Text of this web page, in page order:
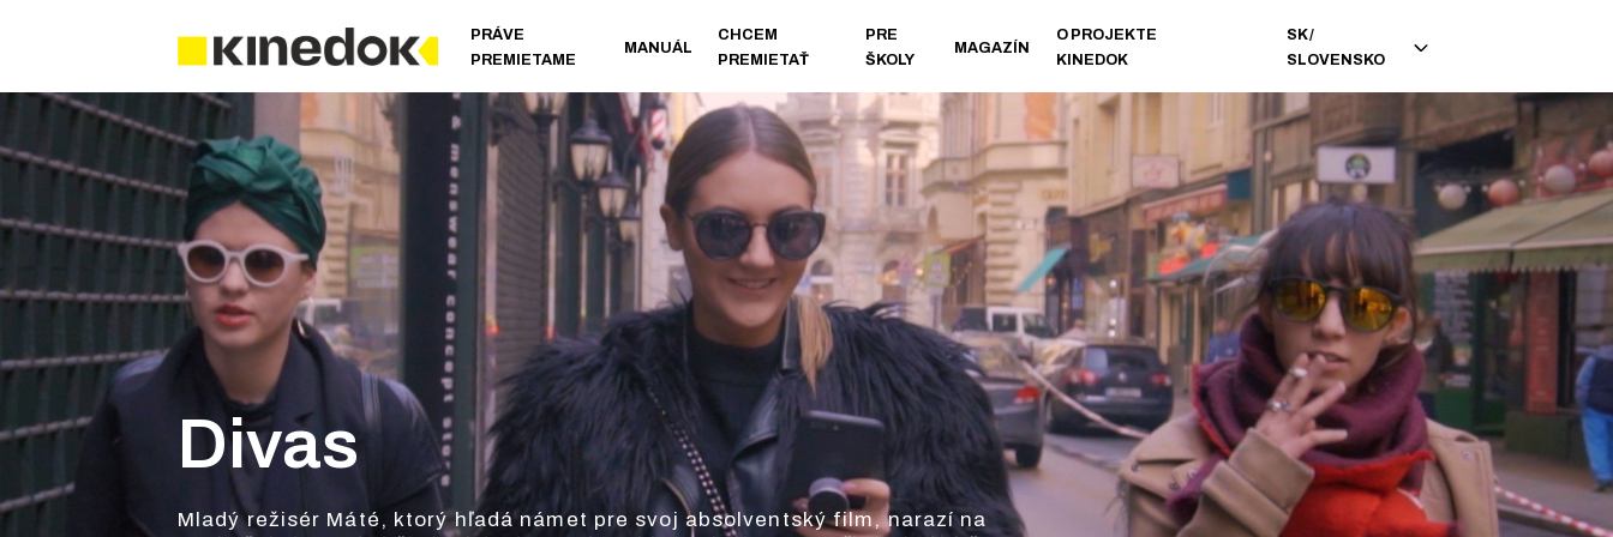
PRÁVE
PREMIETAME
MANUÁL
CHCEM
PREMIETAŤ
PRE
ŠKOLY
MAGAZÍN
O PROJEKTE
KINEDOK
SK/
SLOVENSKO
Divas
Mladý režisér Máté, ktorý hľadá námet pre svoj absolventský film, narazí na